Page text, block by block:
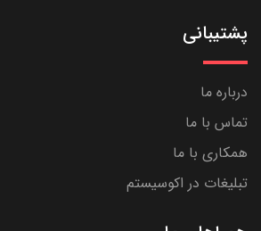
پشتیبانی
درباره ما
تماس با ما
همکاری با ما
تبلیغات در اکوسیستم